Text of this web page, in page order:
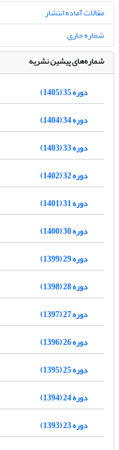
مقالات آماده انتشار
شماره جاری
شماره‌های پیشین نشریه
دوره 35 (1405)
دوره 34 (1404)
دوره 33 (1403)
دوره 32 (1402)
دوره 31 (1401)
دوره 30 (1400)
دوره 29 (1399)
دوره 28 (1398)
دوره 27 (1397)
دوره 26 (1396)
دوره 25 (1395)
دوره 24 (1394)
دوره 23 (1393)